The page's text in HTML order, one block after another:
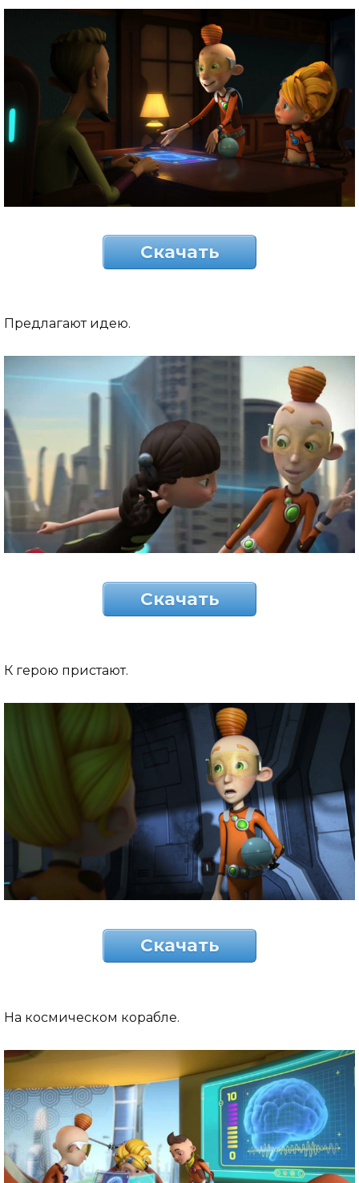
Скачать
Предлагают идею.
Скачать
К герою пристают.
Скачать
На космическом корабле.